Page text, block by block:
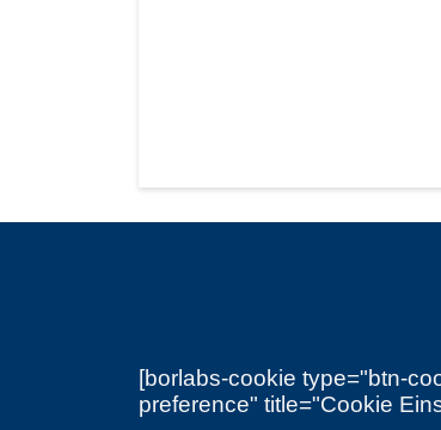
[borlabs-cookie type="btn-
preference" title="Cookie